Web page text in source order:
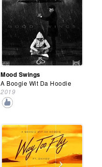
Mood Swings
A Boogie Wit Da Hoodie
2019